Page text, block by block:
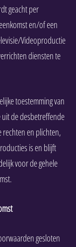
geacht per
en/of een
Videoproductie
diensten te
toestemming van
uit de desbetreffende
rechten en plichten,
is en blijft
voor de gehele
gesloten